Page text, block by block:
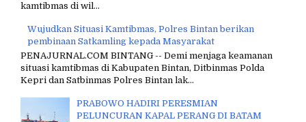
kamtibmas di wil...
Wujudkan Situasi Kamtibmas, Polres Bintan berikan
pembinaan Satkamling kepada Masyarakat
PENAJURNAL.COM BINTANG -- Demi menjaga keamanan
situasi kamtibmas di Kabupaten Bintan, Ditbinmas Polda
Kepri dan Satbinmas Polres Bintan lak...
PRABOWO HADIRI PERESMIAN
PELUNCURAN KAPAL PERANG DI BATAM